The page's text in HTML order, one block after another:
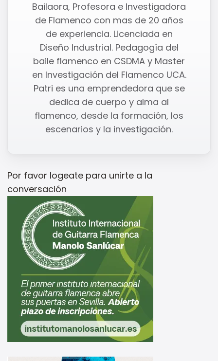
Bailaora, Profesora e Investigadora
de Flamenco con mas de 20 años
de experiencia. Licenciada en
Diseño Industrial. Pedagogía del
baile flamenco en CSDMA y Master
en Investigación del Flamenco UCA.
Patri es una emprendedora que se
dedica de cuerpo y alma al
flamenco, desde la formación, los
escenarios y la investigación.
Por favor logeate para unirte a la
conversación